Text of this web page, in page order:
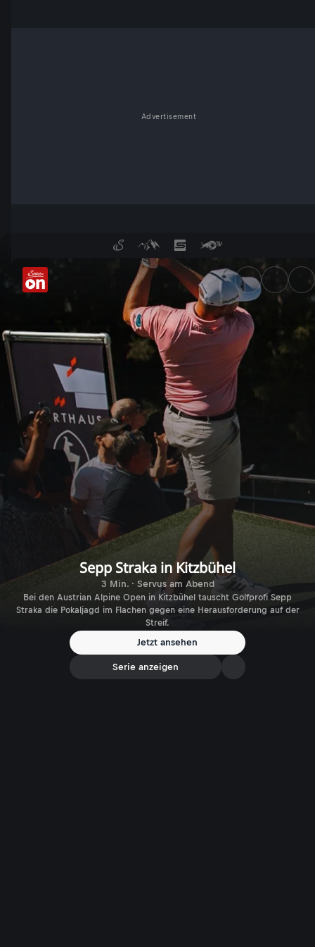
Advertisement
Sepp Straka in Kitzbühel -
Sepp Straka in Kitzbühel
3 Min. · Servus am Abend
Bei den Austrian Alpine Open in Kitzbühel tauscht Golfprofi Sepp
Straka die Pokaljagd im Flachen gegen eine Herausforderung auf der
Streif.
Jetzt ansehen
Serie anzeigen